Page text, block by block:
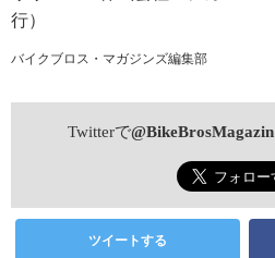
行）
バイクブロス・マガジンズ編集部
Twitterで@BikeBrosMagazin
ツイートする